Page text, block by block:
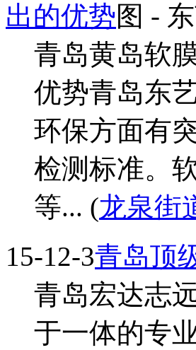
出的优势图 -
青岛黄岛软
优势青岛东
环保方面有
检测标准。
等... (龙泉街
15-12-3青岛顶
青岛宏达志
于一体的专